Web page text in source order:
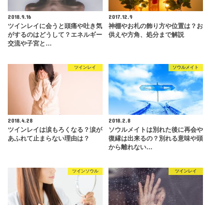
2018.9.16
ツインレイに会うと頭痛や吐き気
がするのはどうして？エネルギー
交流や子宮と…
2017.12.9
神棚やお札の飾り方や位置は？お
供えや方角、処分まで解説
ツインレイ
2018.4.28
ツインレイは涙もろくなる？涙が
あふれて止まらない理由は？
ソウルメイト
2018.2.8
ソウルメイトは別れた後に再会や
復縁は出来るの？別れる意味や頭
から離れない…
ツインソウル ツインレイ